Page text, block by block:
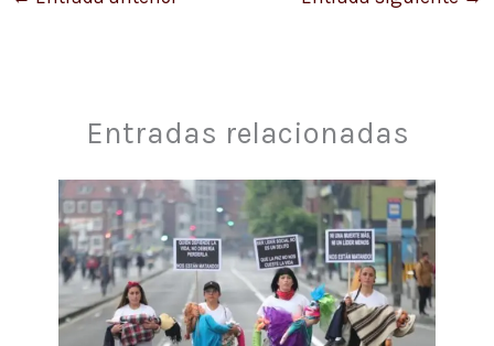
Entradas relacionadas